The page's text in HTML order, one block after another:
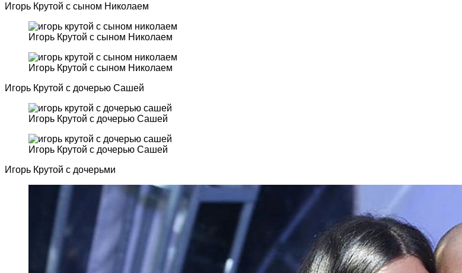
Игорь Крутой с сыном Николаем
Игорь Крутой с сыном Николаем
Игорь Крутой с сыном Николаем
Игорь Крутой с дочерью Сашей
Игорь Крутой с дочерью Сашей
Игорь Крутой с дочерью Сашей
Игорь Крутой с дочерьми